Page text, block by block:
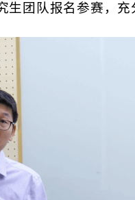
团队报名参赛，